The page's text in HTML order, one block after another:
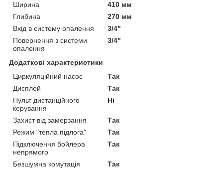
Ширина
410 мм
Глибина
270 мм
Вхід в систему опалення
3/4"
Повернення з системи
опалення
3/4"
Додаткові характеристики
Циркуляційний насос
Так
Дисплей
Так
Пульт дистанційного
керування
Ні
Захист від замерзання
Так
Режим "тепла підлога"
Так
Підключення бойлера
непрямого
Так
Безшумна комутація
Так